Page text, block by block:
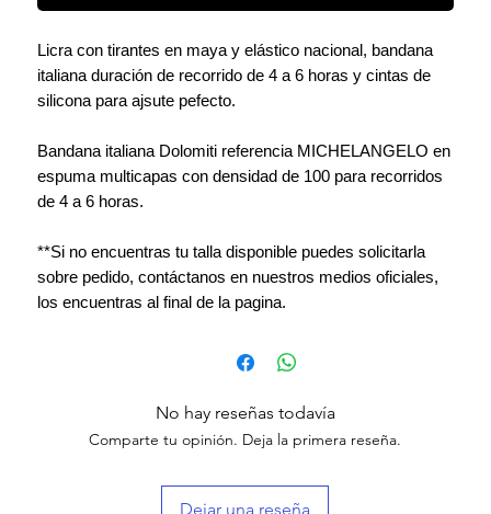
Licra con tirantes en maya y elástico nacional, bandana
italiana duración de recorrido de 4 a 6 horas y cintas de
silicona para ajsute pefecto.
Bandana italiana Dolomiti referencia MICHELANGELO en
espuma multicapas con densidad de 100 para recorridos
de 4 a 6 horas.
**Si no encuentras tu talla disponible puedes solicitarla
sobre pedido, contáctanos en nuestros medios oficiales,
los encuentras al final de la pagina.
No hay reseñas todavía
Comparte tu opinión. Deja la primera reseña.
Dejar una reseña